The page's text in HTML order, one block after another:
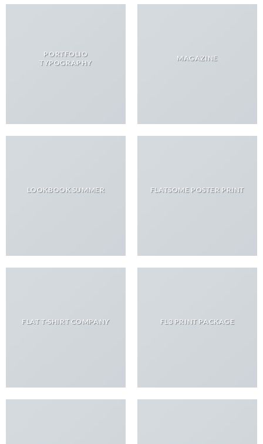
PORTFOLIO
TYPOGRAPHY
MAGAZINE
LOOKBOOK SUMMER FLATSOME POSTER PRINT
FLAT T-SHIRT COMPANY FL3 PRINT PACKAGE